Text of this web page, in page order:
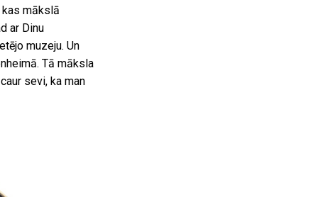
mākslā
ar Dinu
muzeju. Un
Tā māksla
sevi, ka man